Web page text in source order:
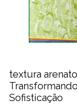
textura
Sofisticação